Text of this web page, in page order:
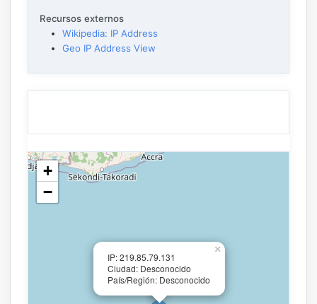
Recursos externos
Wikipedia: IP Address
Geo IP Address View
IP: 219.85.79.131
Ciudad: Desconocido
País/Región: Desconocido
×
+
−